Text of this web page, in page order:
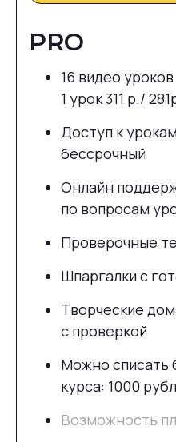
PRO
16 видео уроков
1 урок 311 р./
Доступ к
бессрочный
Онлайн
по вопросам
Проверочные
Шпаргалки с
Творческие
с проверкой
Можно списать
курса: 1000
Возможность